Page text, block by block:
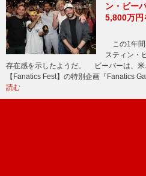
ン・ビー
5,800万円
この1年間
スティン・
存在感を示したようだ。 ビーバーは、米
【Fanatics Fest】の特別企画『Fanatics
読む